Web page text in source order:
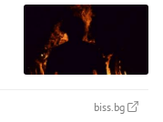
biss.bg